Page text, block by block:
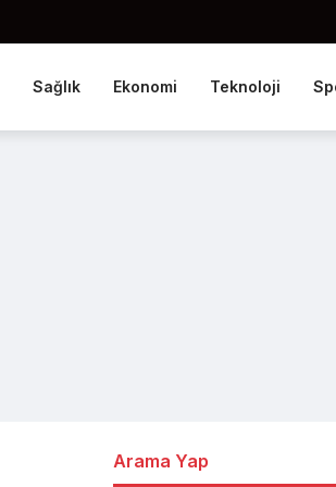
Sağlık Ekonomi Teknoloji
Arama Yap